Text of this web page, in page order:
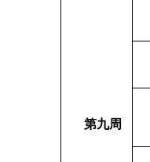
第九周